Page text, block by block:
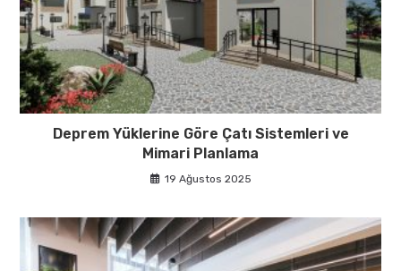
Deprem Yüklerine Göre Çatı Sistemleri ve
Mimari Planlama
19 Ağustos 2025